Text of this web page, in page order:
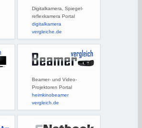
Digitalkamera, Spiegel-
reflexkamera Portal
digitalkamera
vergleiche.de
Beamer- und Video-
Projektoren Portal
heimkinobeamer
vergleich.de